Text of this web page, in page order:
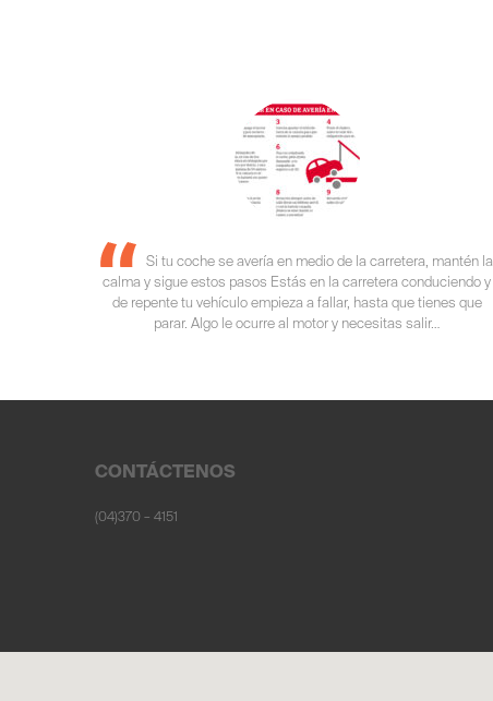
Si tu coche se avería en medio de la carretera, mantén la
calma y sigue estos pasos Estás en la carretera conduciendo y
de repente tu vehículo empieza a fallar, hasta que tienes que
parar. Algo le ocurre al motor y necesitas salir…
CONTÁCTENOS
(04)370 – 4151